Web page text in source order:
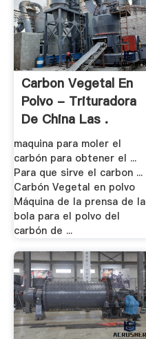
Carbon Vegetal En
Polvo - Trituradora
De China Las .
maquina para moler el
carbón para obtener el ...
Para que sirve el carbon ...
Carbón Vegetal en polvo
Máquina de la prensa de la
bola para el polvo del
carbón de ...